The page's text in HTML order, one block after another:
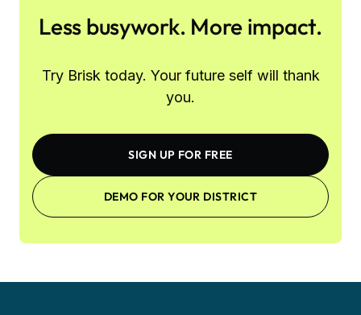
Less busywork. More impact.
Try Brisk today. Your future self will thank
you.
SIGN UP FOR FREE
DEMO FOR YOUR DISTRICT